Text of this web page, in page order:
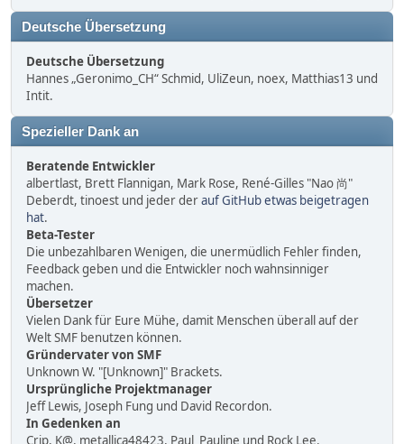
Deutsche Übersetzung
Deutsche Übersetzung
Hannes „Geronimo_CH“ Schmid, UliZeun, noex, Matthias13 und
Intit.
Spezieller Dank an
Beratende Entwickler
albertlast, Brett Flannigan, Mark Rose, René-Gilles "Nao 尚"
Deberdt, tinoest und jeder derauf GitHub etwas beigetragen
hat.
Beta-Tester
Die unbezahlbaren Wenigen, die unermüdlich Fehler finden,
Feedback geben und die Entwickler noch wahnsinniger
machen.
Übersetzer
Vielen Dank für Eure Mühe, damit Menschen überall auf der
Welt SMF benutzen können.
Gründervater von SMF
Unknown W. "[Unknown]" Brackets.
Ursprüngliche Projektmanager
Jeff Lewis, Joseph Fung und David Recordon.
In Gedenken an
Crip, K@, metallica48423, Paul_Pauline und Rock Lee.